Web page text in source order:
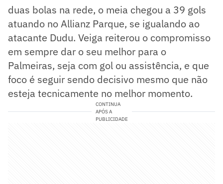
duas bolas na rede, o meia chegou a 39 gols
atuando no Allianz Parque, se igualando ao
atacante Dudu. Veiga reiterou o compromisso
em sempre dar o seu melhor para o
Palmeiras, seja com gol ou assistência, e que
foco é seguir sendo decisivo mesmo que não
esteja tecnicamente no melhor momento.
CONTINUA
APÓS A
PUBLICIDADE